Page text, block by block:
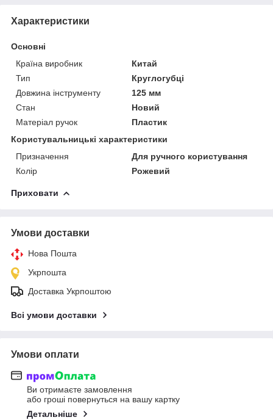
Характеристики
Основні
Країна виробник
Китай
Тип
Круглогубці
Довжина інструменту
125 мм
Стан
Новий
Матеріал ручок
Пластик
Користувальницькі характеристики
Призначення
Для ручного користування
Колір
Рожевий
Приховати
Умови доставки
Нова Пошта
Укрпошта
Доставка Укрпоштою
Всі умови доставки
Умови оплати
Ви отримаєте замовлення
або гроші повернуться на вашу картку
Детальніше